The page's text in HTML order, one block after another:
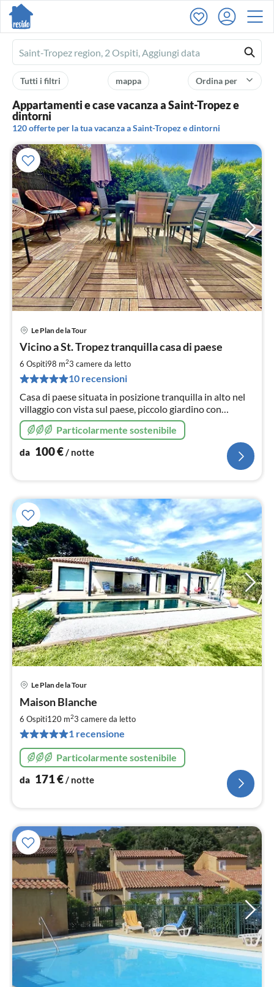
Ferienhausmiete
logo
Ordina per
mappa
Tutti i filtri
Appartamenti e case vacanza a Saint-Tropez e
dintorni
120 offerte per la tua vacanza a Saint-Tropez e dintorni
Le Plan de la Tour
Vicino a St. Tropez tranquilla casa di paese
6 Ospiti98 m23 camere da letto
10 recensioni
Casa di paese situata in posizione tranquilla in alto nel
villaggio con vista sul paese, piccolo giardino con
terrazza, 3 camere da letto, soggiorno-pranzo -
completamente climatizzato 2 bagni - 2 servizi igienici
separati -2 parcheggi propri!
Particolarmente sostenibile
da 100€/ notte
Le Plan de la Tour
Maison Blanche
6 Ospiti120 m23 camere da letto
1 recensione
Particolarmente sostenibile
da 171€/ notte